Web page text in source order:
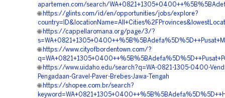
apartemen.com/search/
🌐 https://glints.com/id/en/opportunities/jobs/explore?
🌐 https://cappellaromana.org/page/3/?
🌐 https://www.cityofbordentown.com/?
🌐 https://www.uidaho.edu/search?q=WA-0821-1305-0400-
Pengadaan-Gravel-Paver-Brebes-Jawa-Tengah
🌐 https://shopee.com.br/search?